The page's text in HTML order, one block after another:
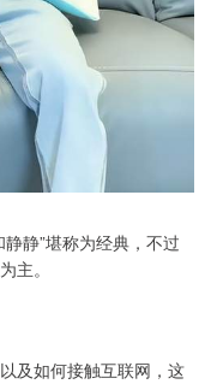
静”堪称为经典，不过
主。
及如何接触互联网，这